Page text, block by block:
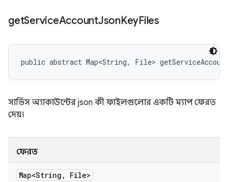
getServiceAccountJsonKeyFiles
public abstract Map<String, File>
সার্ভিস অ্যাকাউন্টের json কী ফাইলগুলোর একটি ম্যাপ ফেরত
দেয়।
ফেরত
Map<String , File>